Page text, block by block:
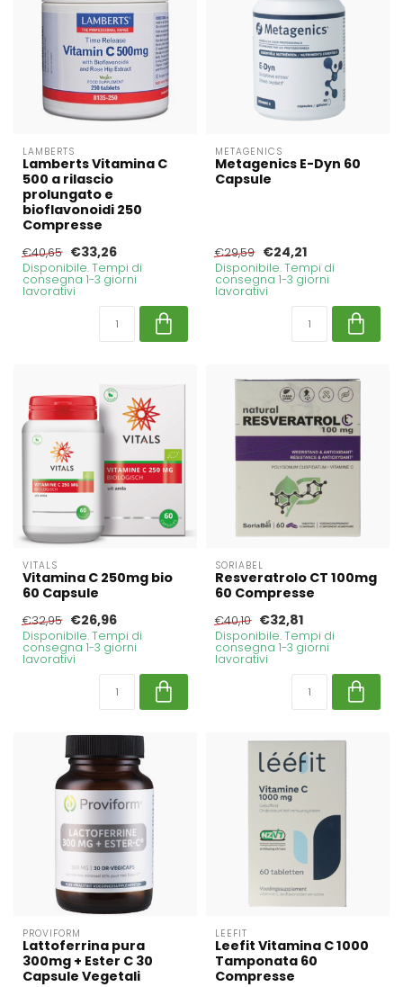
LAMBERTS
Lamberts Vitamina C
500 a rilascio
prolungato e
bioflavonoidi 250
Compresse
€40,65 €33,26
Disponibile. Tempi di
consegna 1-3 giorni
lavorativi
METAGENICS
Metagenics E-Dyn 60
Capsule
€29,59 €24,21
Disponibile. Tempi di
consegna 1-3 giorni
lavorativi
VITALS
Vitamina C 250mg bio
60 Capsule
€32,95 €26,96
Disponibile. Tempi di
consegna 1-3 giorni
lavorativi
SORIABEL
Resveratrolo CT 100mg
60 Compresse
€40,10 €32,81
Disponibile. Tempi di
consegna 1-3 giorni
lavorativi
PROVIFORM
Lattoferrina pura
300mg + Ester C 30
Capsule Vegetali
LEEFIT
Leefit Vitamina C 1000
Tamponata 60
Compresse